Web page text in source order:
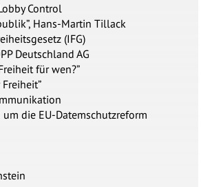
Control
Hans-Martin Tillack
(IFG)
Deutschland AG
für wen?”
die EU-Datemschutzreform